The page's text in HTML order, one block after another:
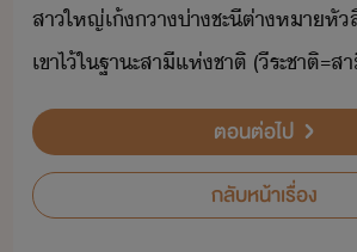
สา​ใหญ่​เ้​า​่า​ชะี​ต่า​หาหั
เขา​ไ้​ใ​ฐาะ​สาี​แห่ชาติ​ ​(​ีระชาติ​=​
ตอนต่อไป
กลับหน้าเรื่อง